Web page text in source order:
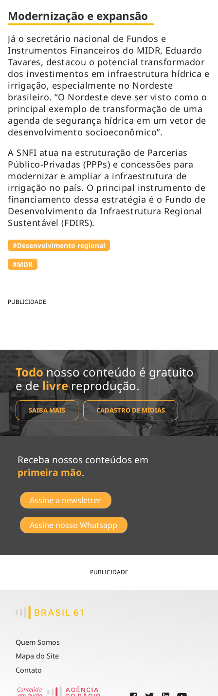
PUBLICIDADE
Modernização e expansão
Já o secretário nacional de Fundos e
Instrumentos Financeiros do MIDR, Eduardo
Tavares, destacou o potencial transformador
dos investimentos em infraestrutura hídrica e
irrigação, especialmente no Nordeste
brasileiro. “O Nordeste deve ser visto como o
principal exemplo de transformação de uma
agenda de segurança hídrica em um vetor de
desenvolvimento socioeconômico”.
A SNFI atua na estruturação de Parcerias
Público-Privadas (PPPs) e concessões para
modernizar e ampliar a infraestrutura de
irrigação no país. O principal instrumento de
financiamento dessa estratégia é o Fundo de
Desenvolvimento da Infraestrutura Regional
Sustentável (FDIRS).
#Desenvolvimento regional
#MDR
Todo nosso conteúdo é gratuito
e de livrereprodução.
SAIBA MAIS CADASTRO DE MÍDIAS
Receba nossos conteúdos em
primeira mão.
Assine a newsletter
Assine nosso Whatsapp
PUBLICIDADE
Quem Somos
Mapa do Site
Contato